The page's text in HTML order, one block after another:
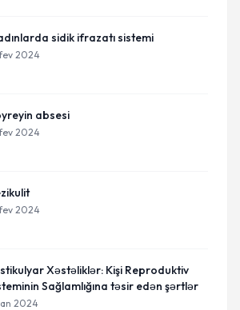
sidik ifrazatı sistemi
2024
absesi
2024
2024
Xəstəliklər: Kişi Reproduktiv
Sağlamlığına təsir edən şərtlər
2024